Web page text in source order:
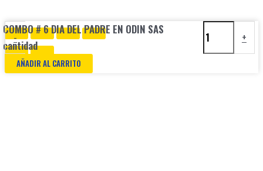
-
COMBO # 6 DIA DEL PADRE EN ODIN SAS
cantidad
+
AÑADIR AL CARRITO